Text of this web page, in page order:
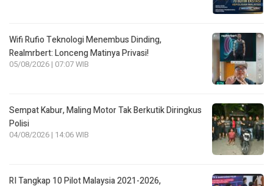
Wifi Rufio Teknologi Menembus Dinding,
Realmrbert: Lonceng Matinya Privasi!
05/08/2026 | 07:07 WIB
Sempat Kabur, Maling Motor Tak Berkutik Diringkus
Polisi
04/08/2026 | 14:06 WIB
RI Tangkap 10 Pilot Malaysia 2021-2026,